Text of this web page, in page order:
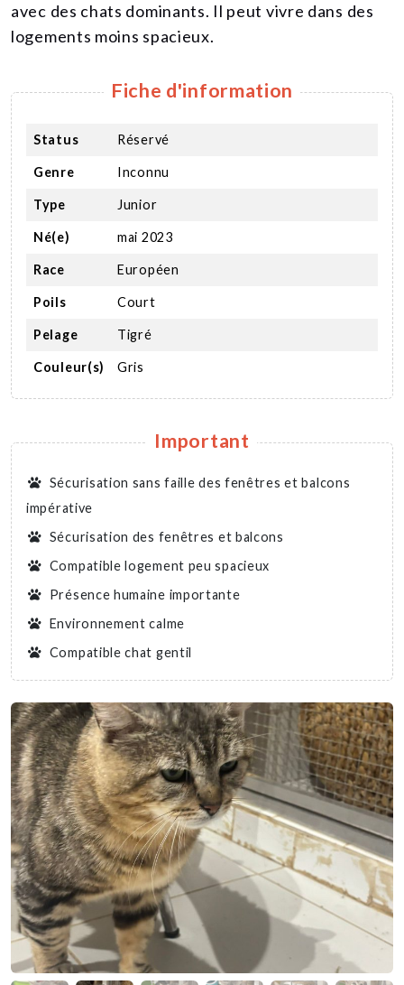
avec des chats dominants. Il peut vivre dans des
logements moins spacieux.
Fiche d'information
Status Réservé
Genre Inconnu
Type Junior
Né(e) mai 2023
Race Européen
Poils Court
Pelage Tigré
Couleur(s) Gris
Important
Sécurisation sans faille des fenêtres et balcons
impérative
Sécurisation des fenêtres et balcons
Compatible logement peu spacieux
Présence humaine importante
Environnement calme
Compatible chat gentil